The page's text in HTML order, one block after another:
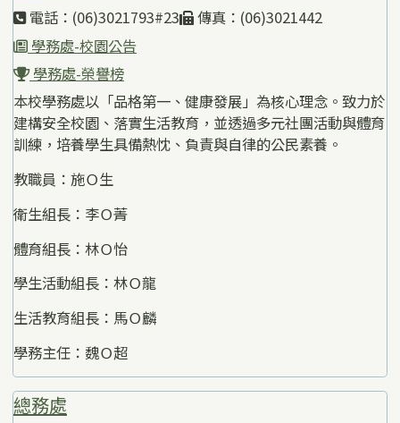
電話：(06)3021793#23
傳真：(06)3021442
學務處-校園公告
學務處-榮譽榜
本校學務處以「品格第一、健康發展」為核心理念。致力於
建構安全校園、落實生活教育，並透過多元社團活動與體育
訓練，培養學生具備熱忱、負責與自律的公民素養。
教職員：施Ｏ生
衛生組長：李Ｏ菁
體育組長：林Ｏ怡
學生活動組長：林Ｏ龍
生活教育組長：馬Ｏ麟
學務主任：魏Ｏ超
總務處